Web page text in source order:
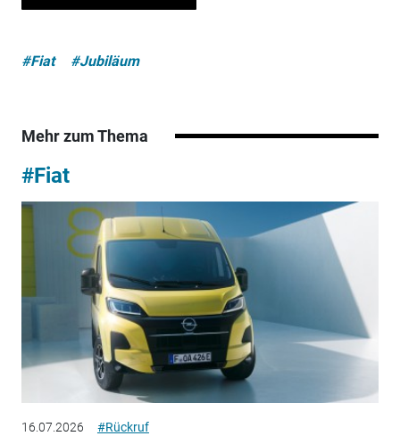
#Fiat #Jubiläum
Mehr zum Thema
#Fiat
16.07.2026 #Rückruf